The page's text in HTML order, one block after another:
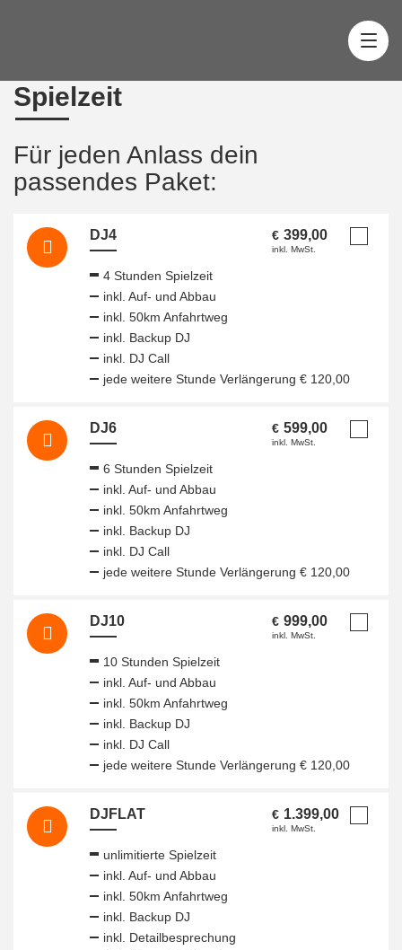
Spielzeit
Für jeden Anlass dein
passendes Paket:
DJ4 € 399,00
inkl. MwSt.
4 Stunden Spielzeit
inkl. Auf- und Abbau
inkl. 50km Anfahrtweg
inkl. Backup DJ
inkl. DJ Call
jede weitere Stunde Verlängerung € 120,00
DJ6 € 599,00
inkl. MwSt.
6 Stunden Spielzeit
inkl. Auf- und Abbau
inkl. 50km Anfahrtweg
inkl. Backup DJ
inkl. DJ Call
jede weitere Stunde Verlängerung € 120,00
DJ10 € 999,00
inkl. MwSt.
10 Stunden Spielzeit
inkl. Auf- und Abbau
inkl. 50km Anfahrtweg
inkl. Backup DJ
inkl. DJ Call
jede weitere Stunde Verlängerung € 120,00
DJFLAT € 1.399,00
inkl. MwSt.
unlimitierte Spielzeit
inkl. Auf- und Abbau
inkl. 50km Anfahrtweg
inkl. Backup DJ
inkl. Detailbesprechung